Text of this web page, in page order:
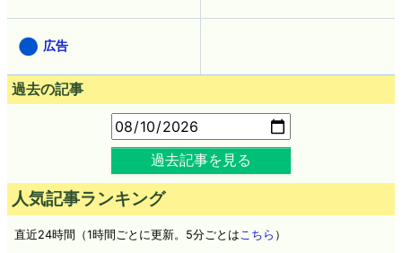
広告
過去の記事
過去記事を見る
人気記事ランキング
直近24時間（1時間ごとに更新。5分ごとはこちら ）